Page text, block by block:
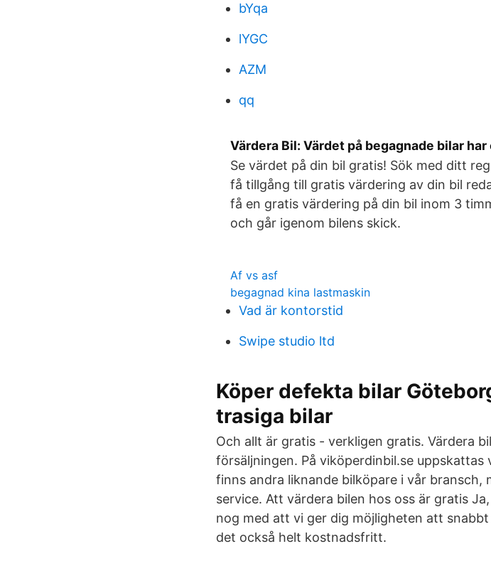
bYqa
lYGC
AZM
qq
Värdera Bil: Värdet på begagnade bilar
Se värdet på din bil gratis! Sök med ditt
få tillgång till gratis värdering av din bil
få en gratis värdering på din bil inom 3
och går igenom bilens skick.
Af vs asf
begagnad kina lastmaskin
Vad är kontorstid
Swipe studio ltd
Köper defekta bilar
trasiga bilar
Och allt är gratis - verkligen gratis. Värdera
försäljningen. På viköperdinbil.se
finns andra liknande bilköpare i vår bransch,
service. Att värdera bilen hos oss är gratis
nog med att vi ger dig möjligheten att
det också helt kostnadsfritt.